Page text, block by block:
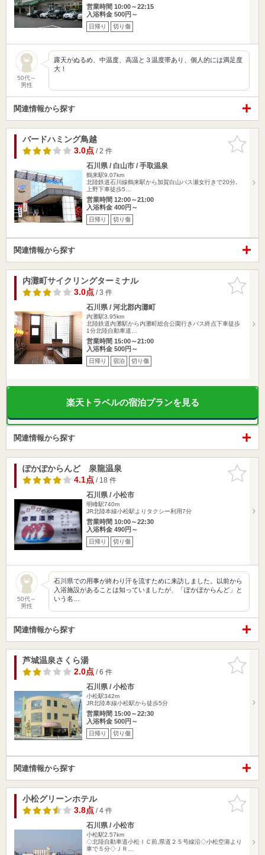
営業時間 10:00～22:15
入浴料金 500円～
日帰り 切り傷
50代～
男性
露天がぬるめ、中温度、高温と３温度帯あり、個人的には満足度
大！
関連情報から探す
お気に入
りに追加
バードハミング鳥越
3.0点/ 2 件
石川県 / 白山市 / 手取温泉
鶴来駅9.07km
北陸鉄道石川線鶴来駅から加賀白山バス瀬女行きで20分､
上野下車徒歩5…
営業時間 12:00～21:00
入浴料金 400円～
日帰り 切り傷
関連情報から探す
お気に入
りに追加
内灘町サイクリングターミナル
3.0点/ 3 件
石川県 / 河北郡内灘町
内灘駅3.95km
北陸鉄道内灘駅から内灘町総合公園行きバス終点下車徒歩
1分北陸自動車道…
営業時間 15:00～21:00
入浴料金 500円～
日帰り 宿泊 切り傷
楽天トラベルの宿泊プランを見る
関連情報から探す
お気に入
りに追加
ぽかぽからんど 泉龍温泉
4.1点/ 18 件
石川県 / 小松市
明峰駅740m
JR北陸本線小松駅よりタクシー利用7分
営業時間 10:00～22:30
入浴料金 490円～
日帰り 切り傷
50代～
男性
石川県での用事が終わり汗を流すために来訪しました。以前から
入浴施設があることは知っていましたが、「ぽかぽからんど」と
いう名…
関連情報から探す
お気に入
りに追加
芦城温泉さくら湯
2.0点/ 6 件
石川県 / 小松市
小松駅342m
JR北陸本線小松駅から徒歩5分
営業時間 15:00～22:30
入浴料金 500円～
日帰り 切り傷
関連情報から探す
お気に入
りに追加
小松グリーンホテル
3.8点/ 4 件
石川県 / 小松市
小松駅2.57km
◇北陸自動車道小松ＩＣ前,県道２５号線沿◇小松空港より
車で５分◇ＪＲ…